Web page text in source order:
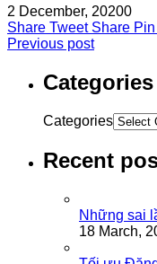
2 December, 20200
Share Tweet Share
Previous post
Categories
Categories
Recent
Những sai
18 March,